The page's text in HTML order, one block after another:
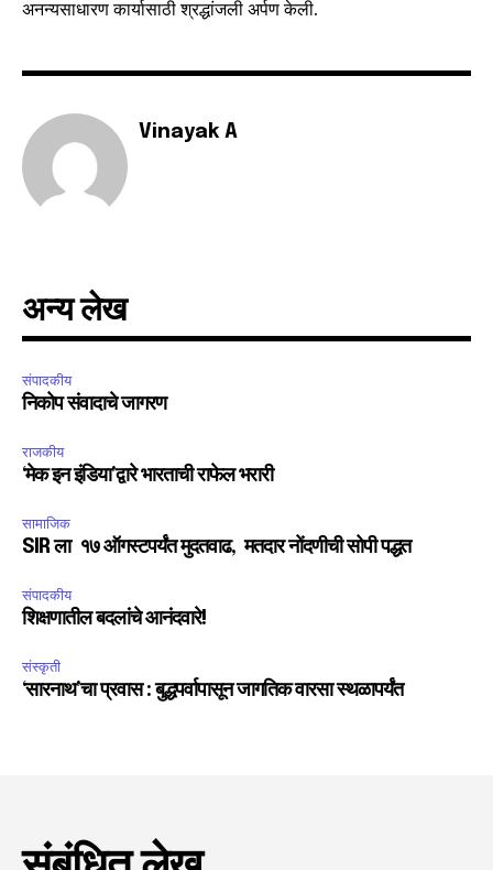
6,300 32,111
अनन्यसाधारण कार्यासाठी श्रद्धांजली अर्पण केली.
Vinayak A
अन्य लेख
संपादकीय
निकोप संवादाचे जागरण
राजकीय
‘मेक इन इंडिया’द्वारे भारताची राफेल भरारी
सामाजिक
SIR ला १७ ऑगस्टपर्यंत मुदतवाढ, मतदार नोंदणीची सोपी पद्धत
संपादकीय
शिक्षणातील बदलांचे आनंदवारे!
संस्कृती
‘सारनाथ’चा प्रवास : बुद्धपर्वापासून जागतिक वारसा स्थळापर्यंत